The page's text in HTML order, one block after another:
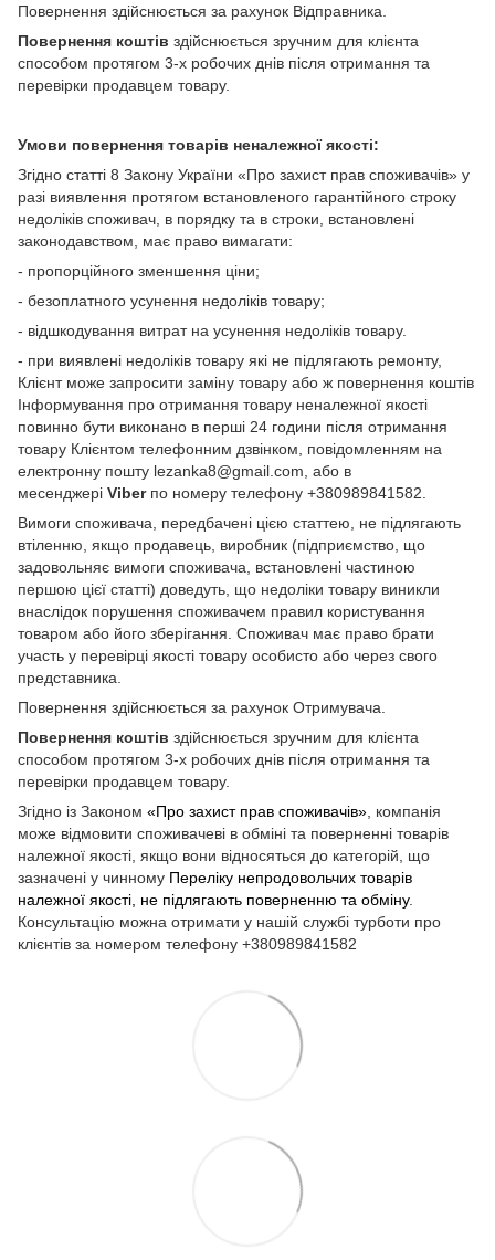
Повернення здійснюється за рахунок Відправника.
Повернення коштів здійснюється зручним для клієнта
способом протягом 3-х робочих днів після отримання та
перевірки продавцем товару.
Умови повернення товарів неналежної якості:
Згідно статті 8 Закону України «Про захист прав споживачів» у
разі виявлення протягом встановленого гарантійного строку
недоліків споживач, в порядку та в строки, встановлені
законодавством, має право вимагати:
- пропорційного зменшення ціни;
- безоплатного усунення недоліків товару;
- відшкодування витрат на усунення недоліків товару.
- при виявлені недоліків товару які не підлягають ремонту,
Клієнт може запросити заміну товару або ж повернення коштів
Інформування про отримання товару неналежної якості
повинно бути виконано в перші 24 години після отримання
товару Клієнтом телефонним дзвінком, повідомленням на
електронну пошту lezanka8@gmail.com, або в
месенджері Viberпо номеру телефону +380989841582.
Вимоги споживача, передбачені цією статтею, не підлягають
втіленню, якщо продавець, виробник (підприємство, що
задовольняє вимоги споживача, встановлені частиною
першою цієї статті) доведуть, що недоліки товару виникли
внаслідок порушення споживачем правил користування
товаром або його зберігання. Споживач має право брати
участь у перевірці якості товару особисто або через свого
представника.
Повернення здійснюється за рахунок Отримувача.
Повернення коштів здійснюється зручним для клієнта
способом протягом 3-х робочих днів після отримання та
перевірки продавцем товару.
Згідно із Законом «Про захист прав споживачів» , компанія
може відмовити споживачеві в обміні та поверненні товарів
належної якості, якщо вони відносяться до категорій, що
зазначені у чинному Переліку непродовольчих товарів
належної якості, не підлягають поверненню та обміну.
Консультацію можна отримати у нашій службі турботи про
клієнтів за номером телефону +380989841582